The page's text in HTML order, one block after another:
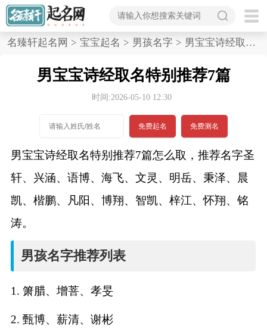
首
名
名
名臻轩起名网 > 宝宝起名 > 男孩名字 > 男宝宝诗经取名特别推荐7篇
男宝宝诗经取名特别推荐7篇
时间:2026-05-10 12:30
免费起名 免费测名
男宝宝诗经取名特别推荐7篇怎么取，推荐名字圣
轩、兴涵、语博、海飞、文灵、明岳、秉泽、晨
凯、楷鹏、凡阳、博翔、智凯、梓江、怀翔、铭
涛。
男孩名字推荐列表
1. 箫腊、增菩、孝旻
2. 甄博、薪清、谢彬